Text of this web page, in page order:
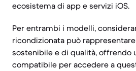
ecosistema di app e servizi iOS.
Per entrambi i modelli,
ricondizionata può
sostenibile e di qualità, offrendo
compatibile per accedere a